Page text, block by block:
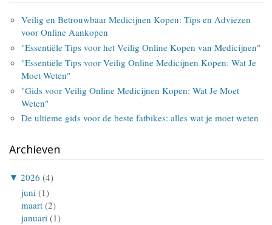
Veilig en Betrouwbaar Medicijnen Kopen: Tips en Adviezen
voor Online Aankopen
"Essentiële Tips voor het Veilig Online Kopen van Medicijnen"
"Essentiële Tips voor Veilig Online Medicijnen Kopen: Wat Je
Moet Weten"
"Gids voor Veilig Online Medicijnen Kopen: Wat Je Moet
Weten"
De ultieme gids voor de beste fatbikes: alles wat je moet weten
Archieven
▼ 2026 (4)
juni (1)
maart (2)
januari (1)